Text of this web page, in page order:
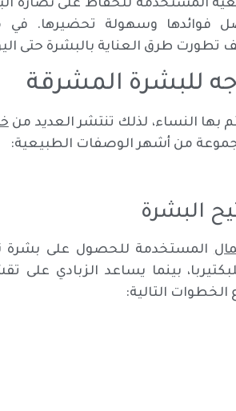
المستخدمة للحفاظ على نضارة
فوائدها وسهولة تحضيرها.
طرق العناية بالبشرة حتى
للبشرة المشرقة
بها النساء، لذلك تنتشر العديد من
من أشهر الوصفات الطبيعية:
البشرة
المستخدمة للحصول على بشرة
بينما يساعد الزبادي على
التالية: